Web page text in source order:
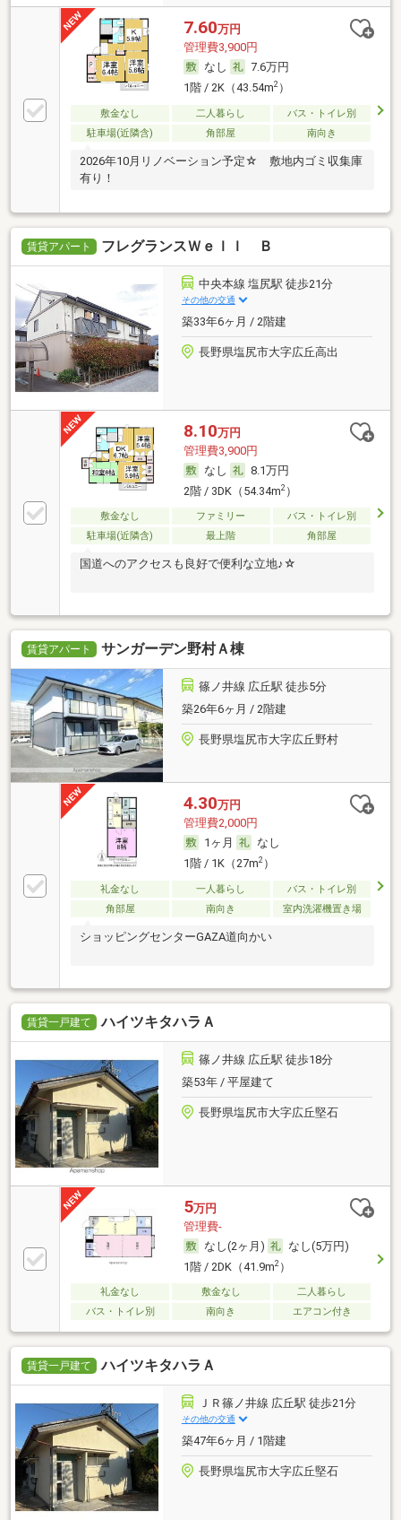
7.60万円
管理費3,900円
なし
7.6万円
1階 / 2K（43.54m2）
敷金なし 二人暮らし
バス・トイレ別
駐車場(近隣含)
角部屋 南向き
2026年10月リノベーション予定☆ 敷地内ゴミ収集庫
有り！
賃貸アパート フレグランスＷｅｌｌ Ｂ
中央本線 塩尻駅 徒歩21分
その他の交通
築33年6ヶ月 / 2階建
長野県塩尻市大字広丘高出
8.10万円
管理費3,900円
なし
8.1万円
2階 / 3DK（54.34m2）
敷金なし ファミリー
バス・トイレ別
駐車場(近隣含)
最上階 角部屋
国道へのアクセスも良好で便利な立地♪☆
賃貸アパート サンガーデン野村Ａ棟
篠ノ井線 広丘駅 徒歩5分
築26年6ヶ月 / 2階建
長野県塩尻市大字広丘野村
4.30万円
管理費2,000円
1ヶ月
なし
1階 / 1K（27m2）
礼金なし 一人暮らし
バス・トイレ別
角部屋
南向き 室内洗濯機置き場
ショッピングセンターGAZA道向かい
賃貸一戸建て ハイツキタハラＡ
篠ノ井線 広丘駅 徒歩18分
築53年 / 平屋建て
長野県塩尻市大字広丘堅石
5万円
管理費-
なし(2ヶ月)
なし(5万円)
1階 / 2DK（41.9m2）
礼金なし 敷金なし
二人暮らし
バス・トイレ別
南向き エアコン付き
賃貸一戸建て ハイツキタハラＡ
ＪＲ篠ノ井線 広丘駅 徒歩21分
その他の交通
築47年6ヶ月 / 1階建
長野県塩尻市大字広丘堅石